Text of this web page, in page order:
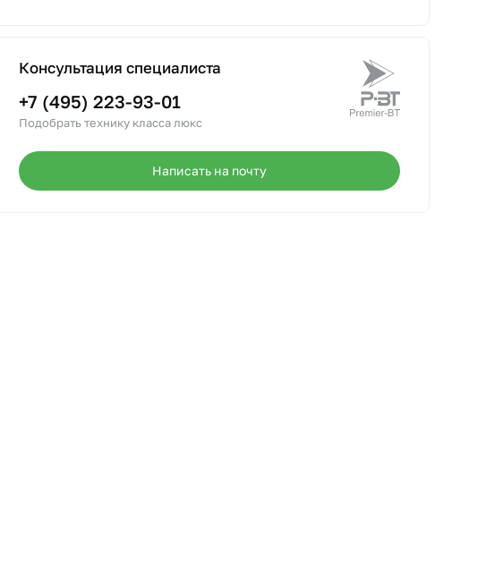
Консультация специалиста
+7 (495) 223-93-01
Подобрать технику класса люкс
Написать на почту